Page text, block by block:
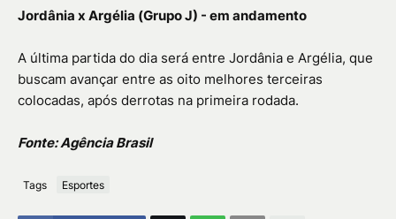
Jordânia x Argélia (Grupo J) - em andamento
A última partida do dia será entre Jordânia e Argélia, que
buscam avançar entre as oito melhores terceiras
colocadas, após derrotas na primeira rodada.
Fonte: Agência Brasil
Tags Esportes